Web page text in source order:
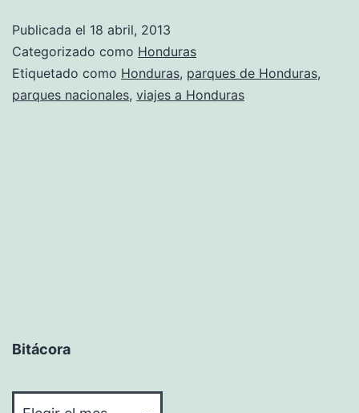
Publicada el 18 abril, 2013
Categorizado como Honduras
Etiquetado como Honduras, parques de Honduras,
parques nacionales, viajes a Honduras
Bitácora